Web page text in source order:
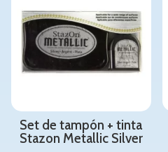
Set de tampón + tinta
Stazon Metallic Silver